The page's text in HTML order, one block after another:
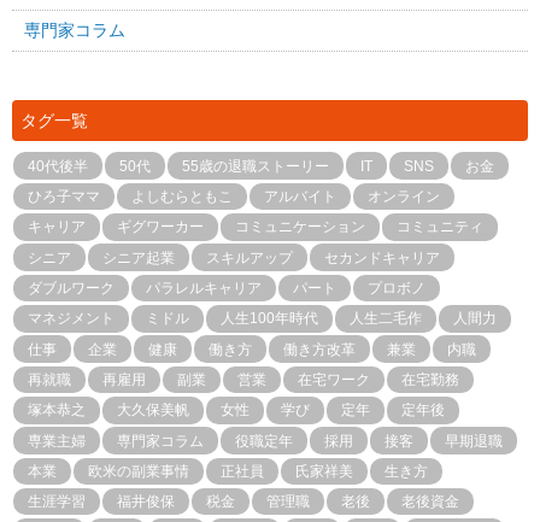
専門家コラム
タグ一覧
40代後半 50代 55歳の退職ストーリー IT SNS
お金
ひろ子ママ
よしむらともこ アルバイト
オンライン
キャリア
ギグワーカー コミュニケーション
コミュニティ
シニア
シニア起業 スキルアップ
セカンドキャリア
ダブルワーク
パラレルキャリア パート
プロボノ
マネジメント
ミドル 人生100年時代 人生二毛作
人間力
仕事
企業 健康 働き方 働き方改革 兼業
内職
再就職
再雇用 副業 営業 在宅ワーク
在宅勤務
塚本恭之
大久保美帆 女性 学び 定年
定年後
専業主婦
専門家コラム 役職定年 採用 接客
早期退職
本業
欧米の副業事情 正社員 氏家祥美
生き方
生涯学習
福井俊保 税金 管理職 老後
老後資金